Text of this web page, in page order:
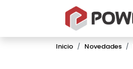
Inicio Novedades